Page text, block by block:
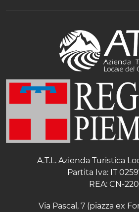
A.T.L. Azienda Turistica
Partita Iva: IT
REA: CN-
Via Pascal, 7 (piazza ex